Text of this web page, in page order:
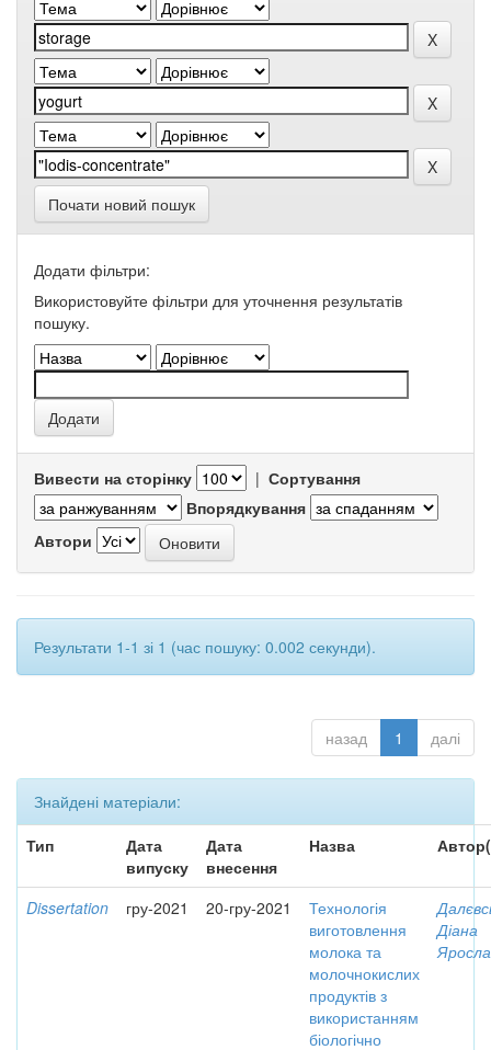
Почати новий пошук
Додати фільтри:
Використовуйте фільтри для уточнення результатів
пошуку.
Вивести на сторінку | Сортування
Впорядкування
Автори
Результати 1-1 зі 1 (час пошуку: 0.002 секунди).
назад 1 далі
Знайдені матеріали:
Тип
Дата
випуску
Дата
внесення
Назва
Dissertation гру-2021 20-гру-2021
Технологія
виготовлення
молока та
молочнокислих
продуктів з
використанням
біологічно
Діана